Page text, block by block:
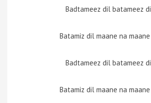
Badtameez dil batameez
Batamiz dil maane na
Badtameez dil batameez
Batamiz dil maane na